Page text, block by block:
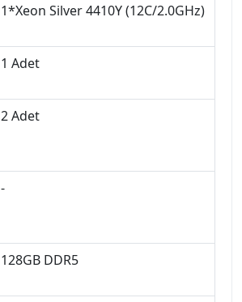
1*Xeon Silver 4410Y (12C/2.0GHz)
1 Adet
2 Adet
-
128GB DDR5